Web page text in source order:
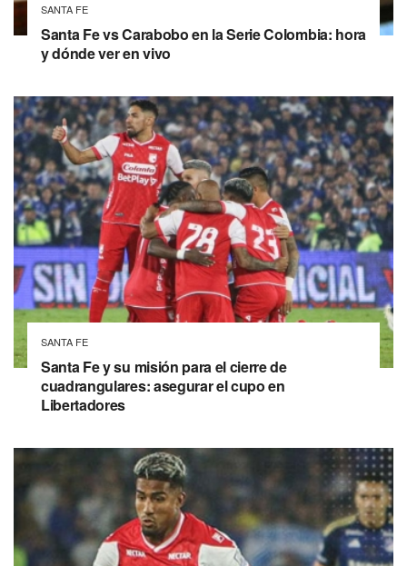
SANTA FE
Santa Fe vs Carabobo en la Serie Colombia: hora
y dónde ver en vivo
SANTA FE
Santa Fe y su misión para el cierre de
cuadrangulares: asegurar el cupo en
Libertadores